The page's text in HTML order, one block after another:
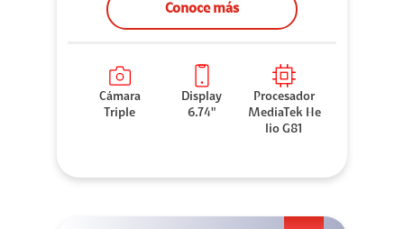
Conoce más
Cámara
Triple
Display
6.74"
Procesador
MediaTek He
lio G81